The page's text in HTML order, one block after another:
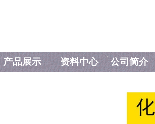
产品展示 资料中心 公司简介